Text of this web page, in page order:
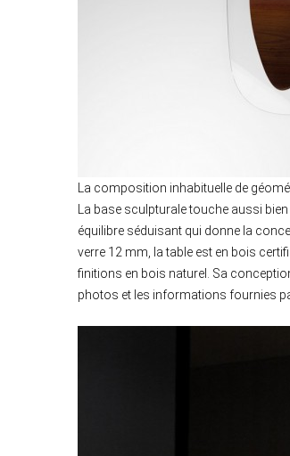
La composition inhabituelle de
La base sculpturale touche aussi
équilibre séduisant qui donne la
verre 12 mm, la table est en bois
finitions en bois naturel. Sa
photos et les informations fournies